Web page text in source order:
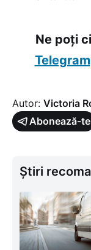
Ne poți
Autor: Victoria
Abonează-te
Știri